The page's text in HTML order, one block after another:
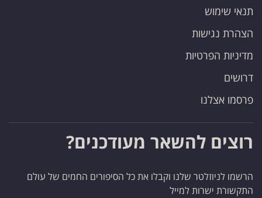
תנאי שימוש
הצהרת נגישות
מדיניות הפרטיות
דרושים
פרסמו אצלנו
רוצים להשאר מעודכנים?
הרשמו לניוזלטר שלנו וקבלו את כל הסיפורים החמים של עולם
התקשורת ישרות למייל